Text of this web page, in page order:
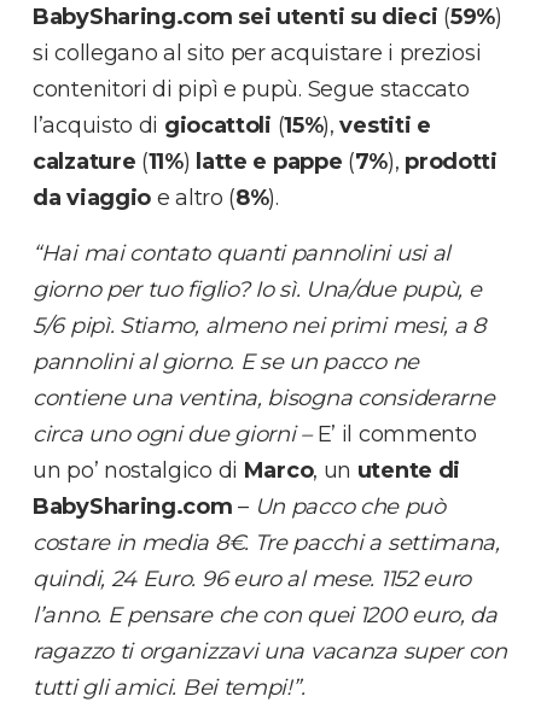
BabySharing.com sei utenti su dieci (59%)
si collegano al sito per acquistare i preziosi
contenitori di pipì e pupù. Segue staccato
l’acquisto di giocattoli (15%),vestiti e
calzature (11%) latte e pappe (7%), prodotti
da viaggio e altro (8%).
“Hai mai contato quanti pannolini usi al
giorno per tuo figlio? Io sì. Una/due pupù, e
5/6 pipì. Stiamo, almeno nei primi mesi, a 8
pannolini al giorno. E se un pacco ne
contiene una ventina, bisogna considerarne
circa uno ogni due giorni – E’ il commento
un po’ nostalgico di Marco, un utente di
BabySharing.com– Un pacco che può
costare in media 8€. Tre pacchi a settimana,
quindi, 24 Euro. 96 euro al mese. 1152 euro
l’anno. E pensare che con quei 1200 euro, da
ragazzo ti organizzavi una vacanza super con
tutti gli amici. Bei tempi!”.